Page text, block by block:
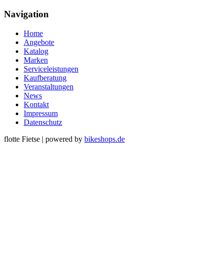
Navigation
Home
Angebote
Katalog
Marken
Serviceleistungen
Kaufberatung
Veranstaltungen
News
Kontakt
Impressum
Datenschutz
flotte Fietse | powered by bikeshops.de